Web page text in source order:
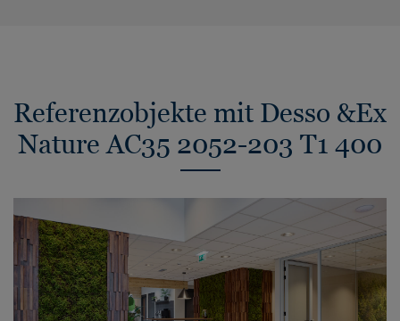
Referenzobjekte mit Desso &Ex
Nature AC35 2052-203 T1 400